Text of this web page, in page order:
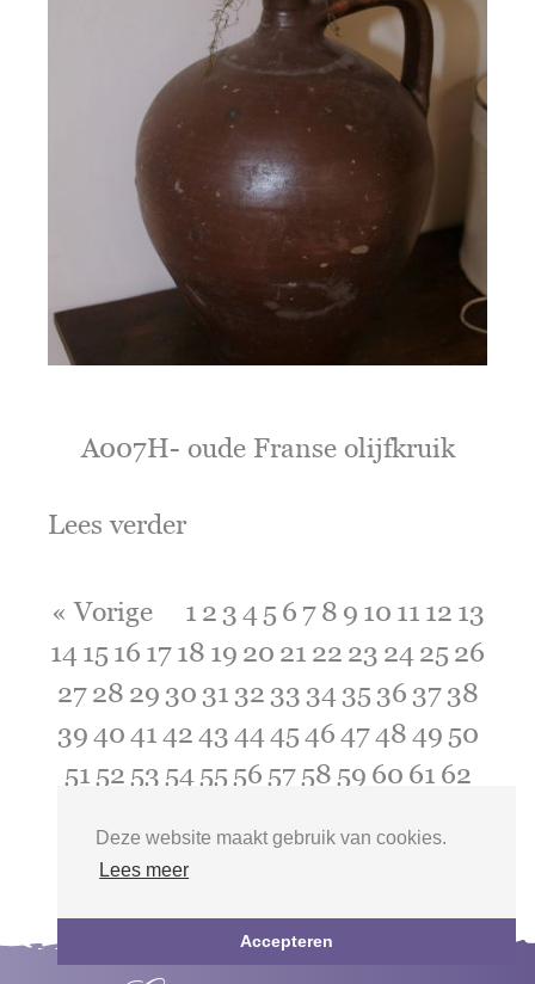
Deze website maakt gebruik van cookies.
Lees meer
Accepteren
A007H- oude Franse olijfkruik
Lees verder
« Vorige 1 2 34 5 6 7 8 9 10 11 12 13
14 15 16 1718 19 20 21 22 23 24 25 26
27 28 29 30 31 32 33 34 35 36 37 38
394041 4243444546474849 50
51 52 53 54 55 56 57 58 59 60 61 62